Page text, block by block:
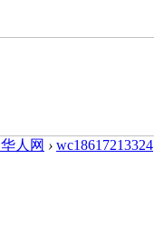
人网 › wc18617213324